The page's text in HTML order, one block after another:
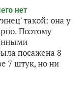
такой: она у
Поэтому
посажена 8
7 штук, но ни